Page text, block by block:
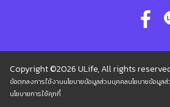
Copyright ©2026 ULife, All rights
ข้อตกลงการใช้งานนโยบายข้อมูลส่วนบุคคลนโยบายข้อมูล
นโยบายการใช้คุกกี้